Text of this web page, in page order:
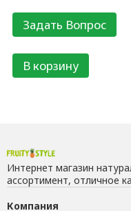
В корзину
Интернет магазин
ассортимент, отличное
Компания